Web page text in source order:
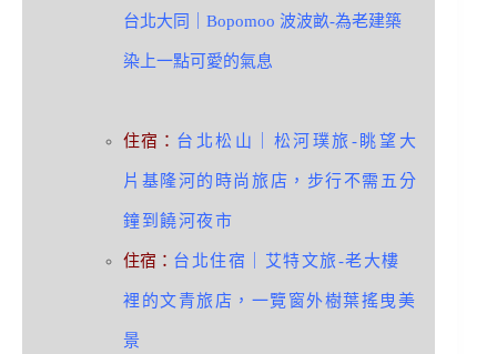
台北大同｜Bopomoo 波波畝-為老建築
染上一點可愛的氣息
住宿： 台北松山｜松河璞旅-眺望大
片基隆河的時尚旅店，步行不需五分
鐘到饒河夜市
住宿： 台北住宿｜艾特文旅-老大樓
裡的文青旅店，一覽窗外樹葉搖曳美
景